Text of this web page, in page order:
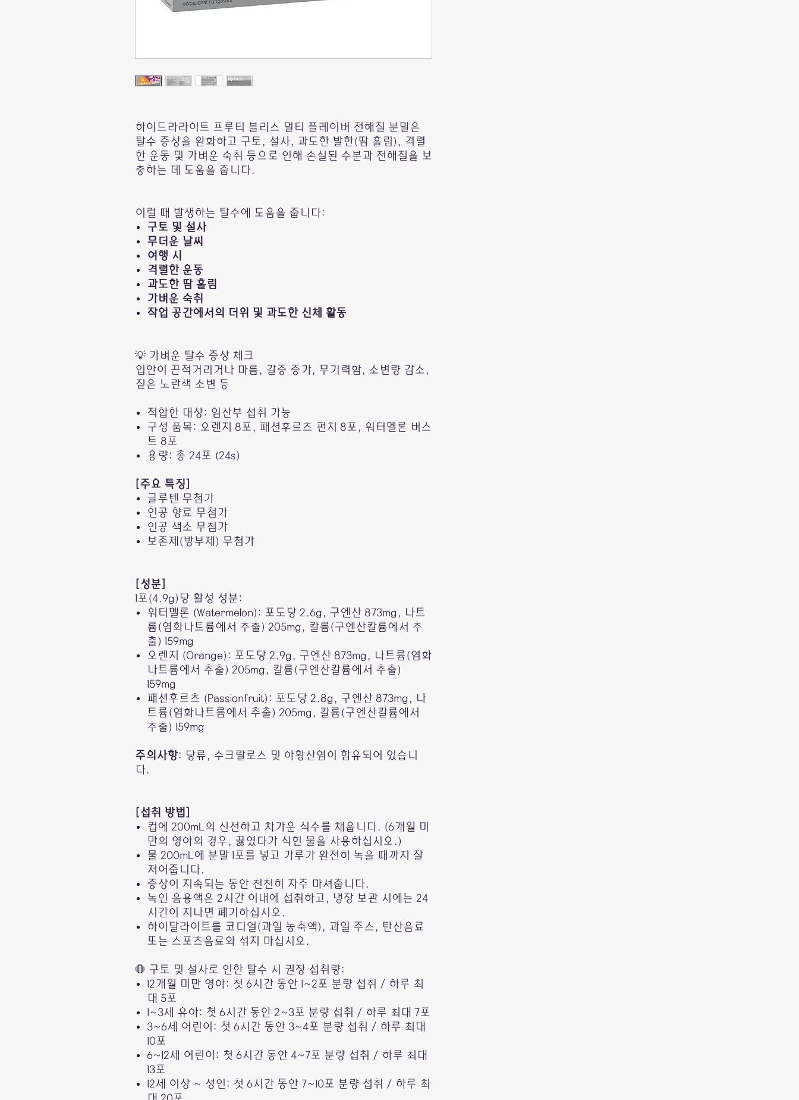
하이드라라이트 프루티 블리스 멀티 플레이버 전해질 분말은
탈수 증상을 완화하고 구토, 설사, 과도한 발한(땀 흘림), 격렬
한 운동 및 가벼운 숙취 등으로 인해 손실된 수분과 전해질을 보
충하는 데 도움을 줍니다.
이럴 때 발생하는 탈수에 도움을 줍니다:
구토 및 설사
무더운 날씨
여행 시
격렬한 운동
과도한 땀 흘림
가벼운 숙취
작업 공간에서의 더위 및 과도한 신체 활동
💡 가벼운 탈수 증상 체크
입안이 끈적거리거나 마름, 갈증 증가, 무기력함, 소변량 감소,
짙은 노란색 소변 등
적합한 대상: 임산부 섭취 가능
구성 품목: 오렌지 8포, 패션후르츠 펀치 8포, 워터멜론 버스
트 8포
용량: 총 24포 (24s)
[주요 특징]
글루텐 무첨가
인공 향료 무첨가
인공 색소 무첨가
보존제(방부제) 무첨가
[성분]
1포(4.9g)당 활성 성분:
워터멜론 (Watermelon): 포도당 2.6g, 구엔산 873mg, 나트
륨(염화나트륨에서 추출) 205mg, 칼륨(구엔산칼륨에서 추
출) 159mg
오렌지 (Orange): 포도당 2.9g, 구엔산 873mg, 나트륨(염화
나트륨에서 추출) 205mg, 칼륨(구엔산칼륨에서 추출)
159mg
패션후르츠 (Passionfruit): 포도당 2.8g, 구엔산 873mg, 나
트륨(염화나트륨에서 추출) 205mg, 칼륨(구엔산칼륨에서
추출) 159mg
주의사항: 당류, 수크랄로스 및 아황산염이 함유되어 있습니
다.
[섭취 방법]
컵에 200mL의 신선하고 차가운 식수를 채웁니다. (6개월 미
만의 영아의 경우, 끓였다가 식힌 물을 사용하십시오.)
물 200mL에 분말 1포를 넣고 가루가 완전히 녹을 때까지 잘
저어줍니다.
증상이 지속되는 동안 천천히 자주 마셔줍니다.
녹인 음용액은 2시간 이내에 섭취하고, 냉장 보관 시에는 24
시간이 지나면 폐기하십시오.
하이달라이트를 코디얼(과일 농축액), 과일 주스, 탄산음료
또는 스포츠음료와 섞지 마십시오.
🛑 구토 및 설사로 인한 탈수 시 권장 섭취량:
12개월 미만 영아: 첫 6시간 동안 1~2포 분량 섭취 / 하루 최
대 5포
1~3세 유아: 첫 6시간 동안 2~3포 분량 섭취 / 하루 최대 7포
3~6세 어린이: 첫 6시간 동안 3~4포 분량 섭취 / 하루 최대
10포
6~12세 어린이: 첫 6시간 동안 4~7포 분량 섭취 / 하루 최대
13포
12세 이상 ~ 성인: 첫 6시간 동안 7~10포 분량 섭취 / 하루 최